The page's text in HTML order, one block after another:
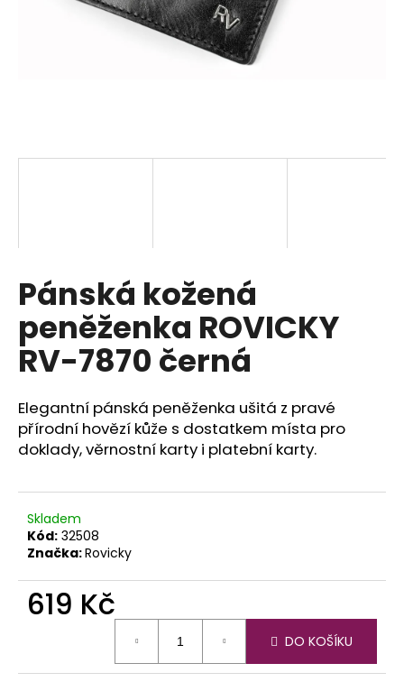
Pánská kožená
peněženka ROVICKY
RV-7870 černá
Elegantní pánská peněženka ušitá z pravé
přírodní hovězí kůže s dostatkem místa pro
doklady, věrnostní karty i platební karty.
Skladem
Kód: 32508
Značka:Rovicky
619 Kč
DO KOŠÍKU
D
o
p
o
r
č
u
j
m